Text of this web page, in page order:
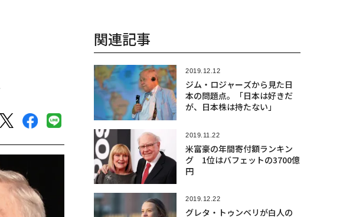
関連記事
2019.12.12
ジム・ロジャーズから見た日
本の問題点。「日本は好きだ
が、日本株は持たない」
2019.11.22
米富豪の年間寄付額ランキン
グ 1位はバフェットの3700億
円
2019.12.22
グレタ・トゥンベリが白人の